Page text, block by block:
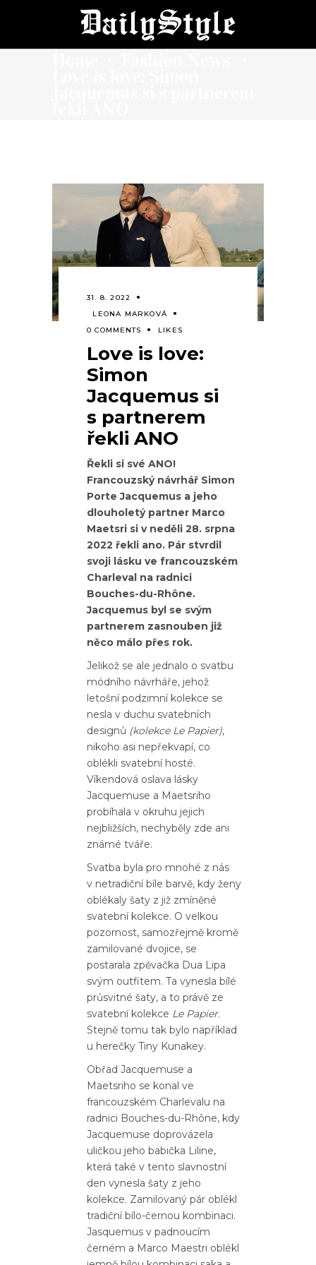
31. 8. 2022
LEONA MARKOVÁ
0 COMMENTS
LIKES
Love is love:
Simon
Jacquemus si
s partnerem
řekli ANO
Řekli si své ANO!
Francouzský návrhář Simon
Porte Jacquemus a jeho
dlouholetý partner Marco
Maetsri si v neděli 28. srpna
2022 řekli ano. Pár stvrdil
svoji lásku ve francouzském
Charleval na radnici
Bouches-du-Rhône.
Jacquemus byl se svým
partnerem zasnouben již
něco málo přes rok.
Jelikož se ale jednalo o svatbu
módního návrháře, jehož
letošní podzimní kolekce se
nesla v duchu svatebních
designů (kolekce Le Papier),
nikoho asi nepřekvapí, co
oblékli svatební hosté.
Víkendová oslava lásky
Jacquemuse a Maetsriho
probíhala v okruhu jejich
nejbližších, nechyběly zde ani
známé tváře.
Svatba byla pro mnohé z nás
v netradiční bíle barvě, kdy ženy
oblékaly šaty z již zmíněné
svatební kolekce. O velkou
pozornost, samozřejmě kromě
zamilované dvojice, se
postarala zpěvačka Dua Lipa
svým outfitem. Ta vynesla bílé
průsvitné šaty, a to právě ze
svatební kolekce Le Papier.
Stejně tomu tak bylo například
u herečky Tiny Kunakey.
Obřad Jacquemuse a
Maetsriho se konal ve
francouzském Charlevalu na
radnici Bouches-du-Rhône, kdy
Jacquemuse doprovázela
uličkou jeho babička Liline,
která také v tento slavnostní
den vynesla šaty z jeho
kolekce. Zamilovaný pár oblékl
tradiční bílo-černou kombinaci.
Jasquemus v padnoucím
černém a Marco Maestri oblékl